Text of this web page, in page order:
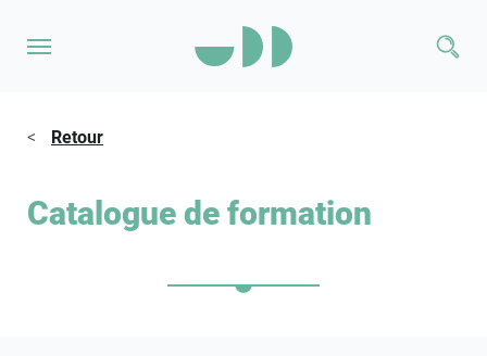
< Retour
Catalogue de formation